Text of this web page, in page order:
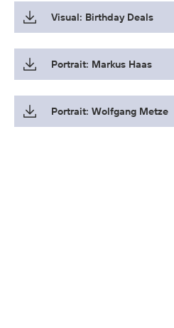
Visual: Birthday Deals
Portrait: Markus Haas
Portrait: Wolfgang Metze